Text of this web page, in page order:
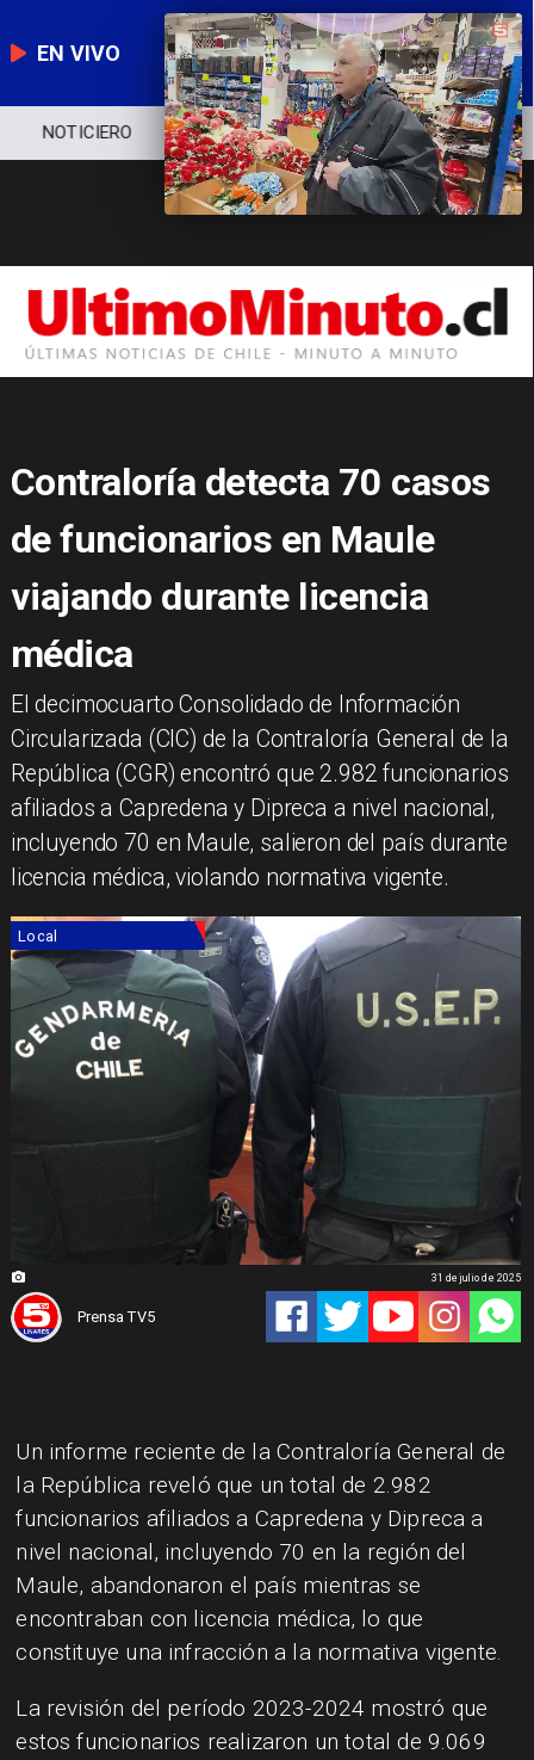
EN VIVO
NOTICIERO POLÍTICA ECONOMÍA
Contraloría detecta 70 casos
de funcionarios en Maule
viajando durante licencia
médica
El decimocuarto Consolidado de Información
Circularizada (CIC) de la Contraloría General de la
República (CGR) encontró que 2.982 funcionarios
afiliados a Capredena y Dipreca a nivel nacional,
incluyendo 70 en Maule, salieron del país durante
licencia médica, violando normativa vigente.
Local
Prensa TV5
31 de julio de 2025
Un informe reciente de la Contraloría General de
la República reveló que un total de 2.982
funcionarios afiliados a Capredena y Dipreca a
nivel nacional, incluyendo 70 en la región del
Maule, abandonaron el país mientras se
encontraban con licencia médica, lo que
constituye una infracción a la normativa vigente.
La revisión del período 2023-2024 mostró que
estos funcionarios realizaron un total de 9.069